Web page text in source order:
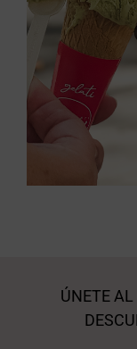
ÚNETE